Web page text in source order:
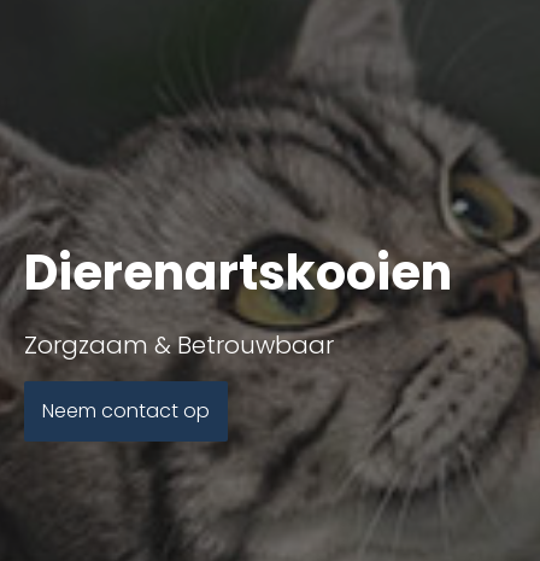
Dierenartskooien
Zorgzaam & Betrouwbaar
Neem contact op